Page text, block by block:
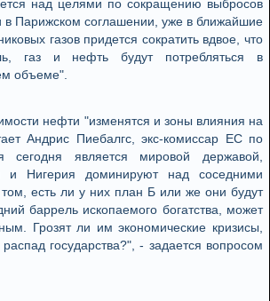
над целями по сокращению выбросов
в Парижском соглашении, уже в ближайшие
газов придется сократить вдвое, что
газ и нефть будут потребляться в
объеме".
нефти "изменятся и зоны влияния на
Андрис Пиебалгс, экс-комиссар ЕС по
сегодня является мировой державой,
и Нигерия доминируют над соседними
есть ли у них план Б или же они будут
баррель ископаемого богатства, может
Грозят ли им экономические кризисы,
государства?", - задается вопросом